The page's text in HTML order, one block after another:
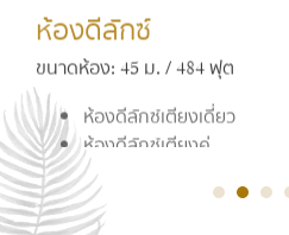
ห้องดีลักซ์เตียงเดี่ยว
ห้องดีลักซ์เตียงคู่
อ่านต่อ